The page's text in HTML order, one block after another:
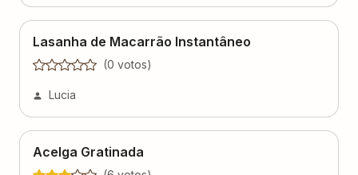
(0votos)
Lucia
(6votos)